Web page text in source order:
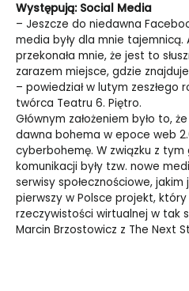
Występują: Social Media
– Jeszcze do niedawna
media były dla mnie tajemnicą.
przekonała mnie, że jest to
zarazem miejsce, gdzie
– powiedział w lutym zeszłego
twórca Teatru 6. Piętro.
Głównym założeniem było to,
dawna bohema w epoce web
cyberbohemę. W związku z tym
komunikacji były tzw. nowe
serwisy społecznościowe,
pierwszy w Polsce projekt,
rzeczywistości wirtualnej w tak
Marcin Brzostowicz z The Next